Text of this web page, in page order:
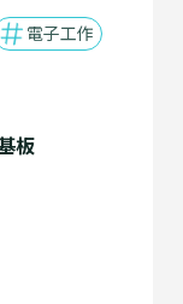
電子工作
板